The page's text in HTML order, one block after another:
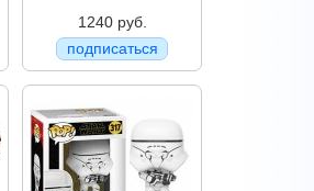
1240 руб.
подписаться